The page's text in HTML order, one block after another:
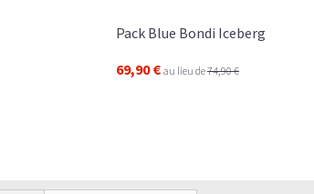
Pack Blue Bondi Iceberg
69,90 € au lieu de74,90 €